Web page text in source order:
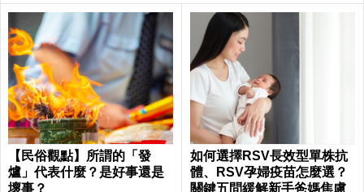
【民俗觀點】所謂的「發
爐」代表什麼？是好事還是
壞事？
如何選擇RSV長效型單株抗
體、RSV孕婦疫苗怎麼選？
關鍵五問緩解新手爸媽焦慮